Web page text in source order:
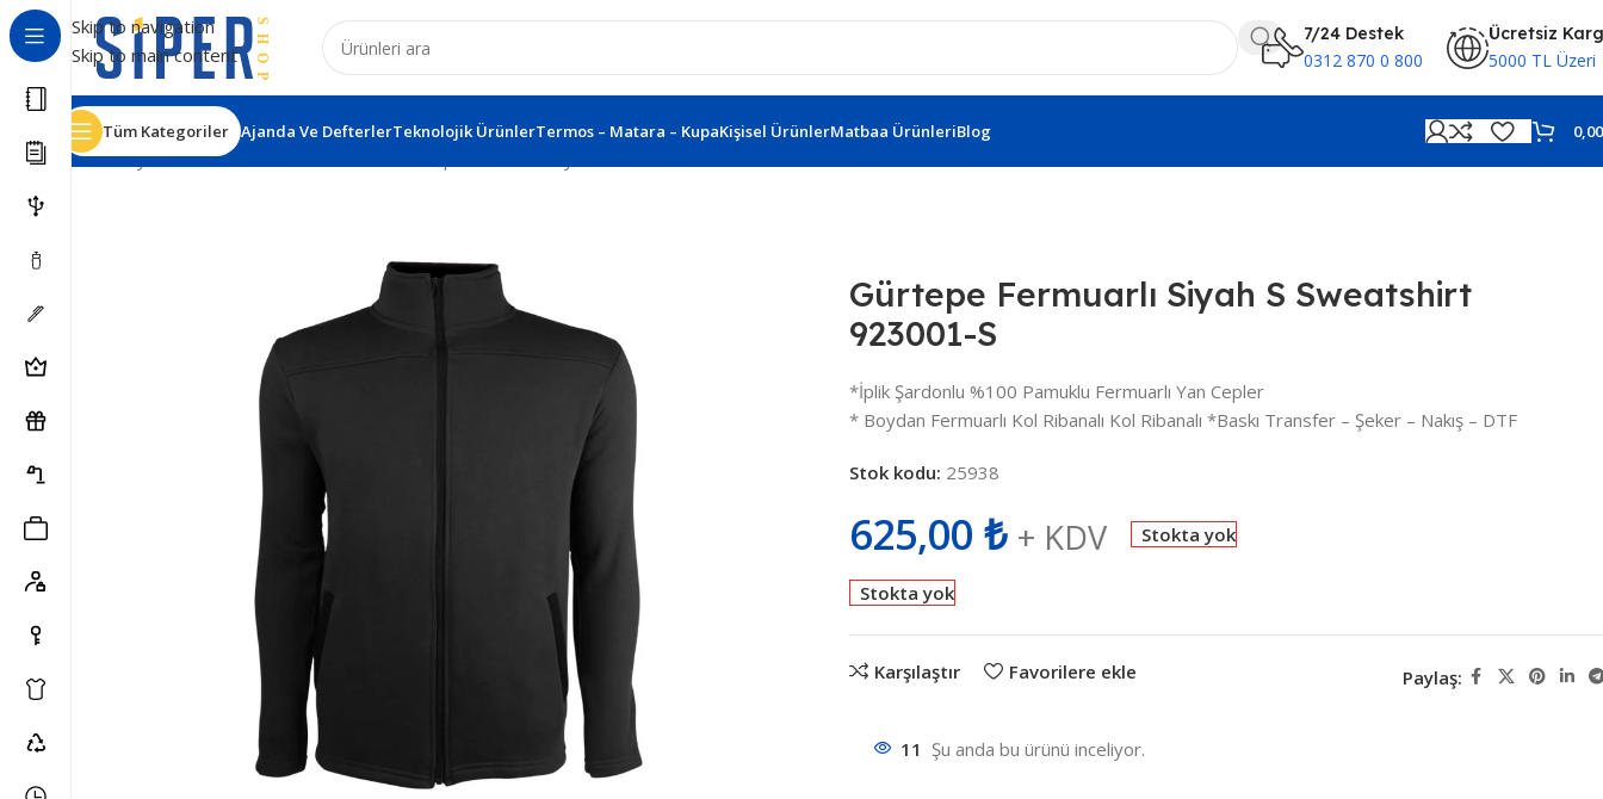
Skip to navigation
Skip to main content
7/24 Destek
0312 870 0 800
Ücretsiz
5000 TL Üzeri
Tüm Kategoriler Ajanda Ve DefterlerTeknolojik ÜrünlerTermos – Matara – KupaKişisel ÜrünlerMatbaa ÜrünleriBlog
Ana Sayfa Tekstil Ürünleri
Gürtepe Fermuarlı Siyah S Sweatshirt
923001-S
*İplik Şardonlu %100 Pamuklu Fermuarlı Yan Cepler
* Boydan Fermuarlı Kol Ribanalı Kol Ribanalı *Baskı Transfer – Şeker – Nakış – DTF
Stok kodu: 25938
625,00 ₺ + KDV Stokta yok
Stokta yok
Karşılaştır Favorilere ekle Paylaş:
11 Şu anda bu ürünü inceliyor.